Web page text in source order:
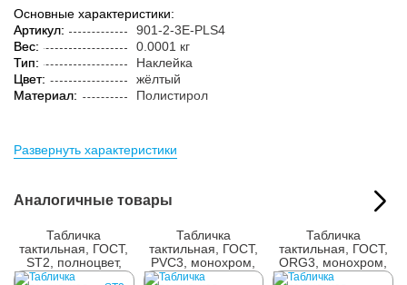
Основные характеристики:
Артикул:
901-2-3E-PLS4
Вес:
0.0001 кг
Тип:
Наклейка
Цвет:
жёлтый
Материал:
Полистирол
Развернуть характеристики
Аналогичные товары
Табличка
тактильная, ГОСТ,
ST2, полноцвет,
300x400 мм
Табличка
тактильная, ГОСТ,
PVC3, монохром,
100x300 мм
Табличка
тактильная, ГОСТ,
ORG3, монохром,
150x300 мм